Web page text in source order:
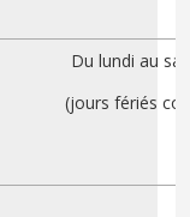
Du lundi au
(jours fériés